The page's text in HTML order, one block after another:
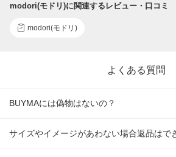
modori(モドリ)に関連するレビュー・口コミ
modori(モドリ)
よくある質問
BUYMAには偽物はないの？
サイズやイメージがあわない場合返品はで